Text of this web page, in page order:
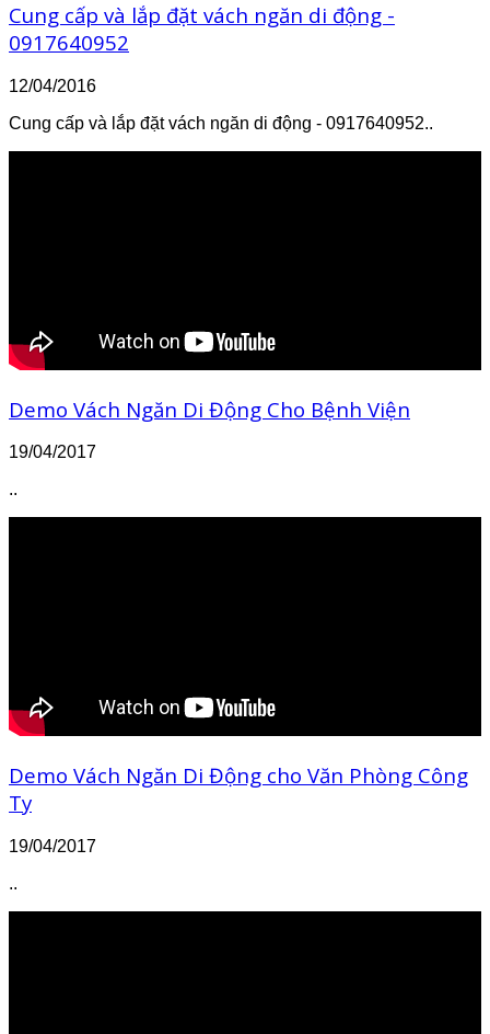
Cung cấp và lắp đặt vách ngăn di động -
0917640952
12/04/2016
Cung cấp và lắp đặt vách ngăn di động - 0917640952..
Demo Vách Ngăn Di Động Cho Bệnh Viện
19/04/2017
..
Demo Vách Ngăn Di Động cho Văn Phòng Công
Ty
19/04/2017
..